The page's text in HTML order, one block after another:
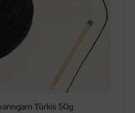
Türkis 50g